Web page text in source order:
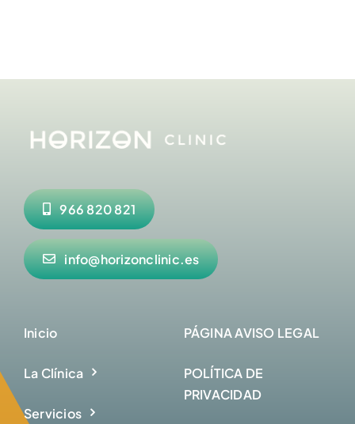
966 820 821
info@horizonclinic.es
Inicio
La Clínica
Servicios
PÁGINA AVISO LEGAL
POLÍTICA DE
PRIVACIDAD